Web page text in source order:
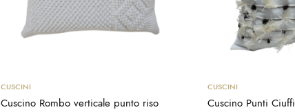
CUSCINI
Cuscino Rombo verticale punto riso
CUSCINI
Cuscino Punti Ciuffi